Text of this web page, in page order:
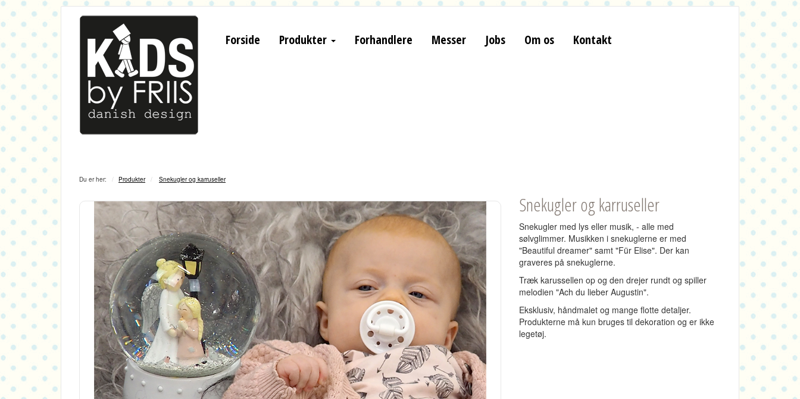
Forside Produkter Forhandlere Messer Jobs Om os Kontakt
Du er her: Produkter Snekugler og karruseller
Snekugler og karruseller
Snekugler med lys eller musik, - alle med
sølvglimmer. Musikken i snekuglerne er med
"Beautiful dreamer" samt "Für Elise". Der kan
graveres på snekuglerne.
Træk karussellen op og den drejer rundt og spiller
melodien "Ach du lieber Augustin".
Eksklusiv, håndmalet og mange flotte detaljer.
Produkterne må kun bruges til dekoration og er ikke
legetøj.